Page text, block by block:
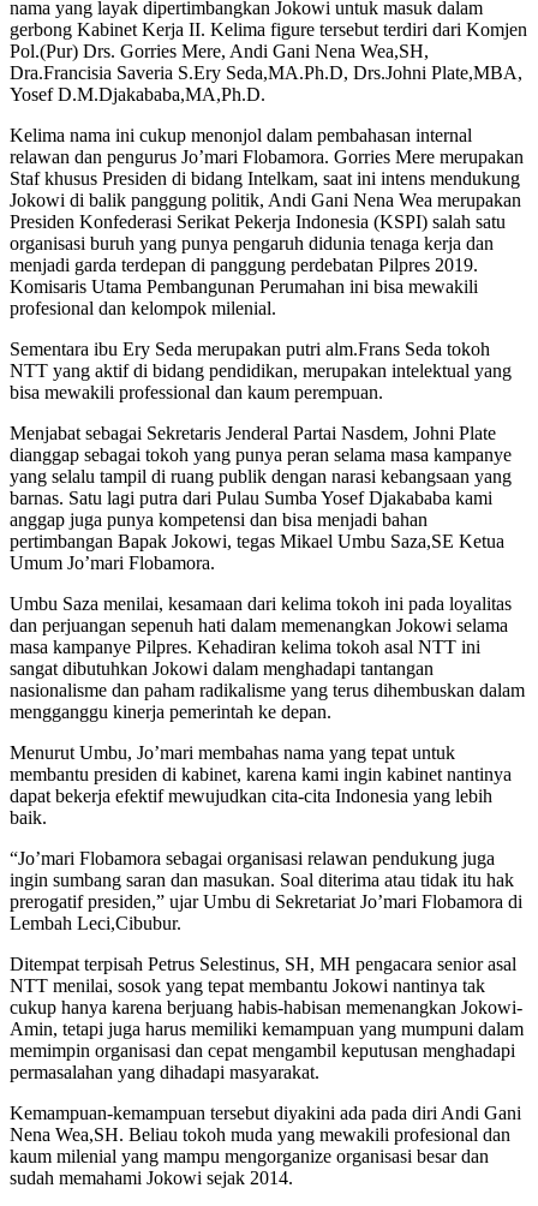
nama yang layak dipertimbangkan Jokowi untuk masuk dalam
gerbong Kabinet Kerja II. Kelima figure tersebut terdiri dari Komjen
Pol.(Pur) Drs. Gorries Mere, Andi Gani Nena Wea,SH,
Dra.Francisia Saveria S.Ery Seda,MA.Ph.D, Drs.Johni Plate,MBA,
Yosef D.M.Djakababa,MA,Ph.D.
Kelima nama ini cukup menonjol dalam pembahasan internal
relawan dan pengurus Jo’mari Flobamora. Gorries Mere merupakan
Staf khusus Presiden di bidang Intelkam, saat ini intens mendukung
Jokowi di balik panggung politik, Andi Gani Nena Wea merupakan
Presiden Konfederasi Serikat Pekerja Indonesia (KSPI) salah satu
organisasi buruh yang punya pengaruh didunia tenaga kerja dan
menjadi garda terdepan di panggung perdebatan Pilpres 2019.
Komisaris Utama Pembangunan Perumahan ini bisa mewakili
profesional dan kelompok milenial.
Sementara ibu Ery Seda merupakan putri alm.Frans Seda tokoh
NTT yang aktif di bidang pendidikan, merupakan intelektual yang
bisa mewakili professional dan kaum perempuan.
Menjabat sebagai Sekretaris Jenderal Partai Nasdem, Johni Plate
dianggap sebagai tokoh yang punya peran selama masa kampanye
yang selalu tampil di ruang publik dengan narasi kebangsaan yang
barnas. Satu lagi putra dari Pulau Sumba Yosef Djakababa kami
anggap juga punya kompetensi dan bisa menjadi bahan
pertimbangan Bapak Jokowi, tegas Mikael Umbu Saza,SE Ketua
Umum Jo’mari Flobamora.
Umbu Saza menilai, kesamaan dari kelima tokoh ini pada loyalitas
dan perjuangan sepenuh hati dalam memenangkan Jokowi selama
masa kampanye Pilpres. Kehadiran kelima tokoh asal NTT ini
sangat dibutuhkan Jokowi dalam menghadapi tantangan
nasionalisme dan paham radikalisme yang terus dihembuskan dalam
mengganggu kinerja pemerintah ke depan.
Menurut Umbu, Jo’mari membahas nama yang tepat untuk
membantu presiden di kabinet, karena kami ingin kabinet nantinya
dapat bekerja efektif mewujudkan cita-cita Indonesia yang lebih
baik.
“Jo’mari Flobamora sebagai organisasi relawan pendukung juga
ingin sumbang saran dan masukan. Soal diterima atau tidak itu hak
prerogatif presiden,” ujar Umbu di Sekretariat Jo’mari Flobamora di
Lembah Leci,Cibubur.
Ditempat terpisah Petrus Selestinus, SH, MH pengacara senior asal
NTT menilai, sosok yang tepat membantu Jokowi nantinya tak
cukup hanya karena berjuang habis-habisan memenangkan Jokowi-
Amin, tetapi juga harus memiliki kemampuan yang mumpuni dalam
memimpin organisasi dan cepat mengambil keputusan menghadapi
permasalahan yang dihadapi masyarakat.
Kemampuan-kemampuan tersebut diyakini ada pada diri Andi Gani
Nena Wea,SH. Beliau tokoh muda yang mewakili profesional dan
kaum milenial yang mampu mengorganize organisasi besar dan
sudah memahami Jokowi sejak 2014.